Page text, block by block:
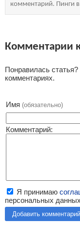
комментарий. Пинги
Комментарии
Понравилась
комментариях.
Имя (обязательно)
Комментарий:
Я принимаю
персональных
Добавить комментарий